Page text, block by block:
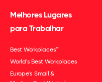
Melhores Lugares
para Trabalhar
Best Workplaces™
World's Best Workplaces
Europe's Small &